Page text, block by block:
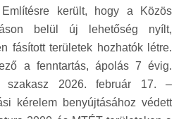
Említésre került, hogy a Közös
belül új lehetőség nyílt,
fásított területek hozhatók létre.
a fenntartás, ápolás 7 évig.
szakasz 2026. február 17. –
kérelem benyújtásához védett